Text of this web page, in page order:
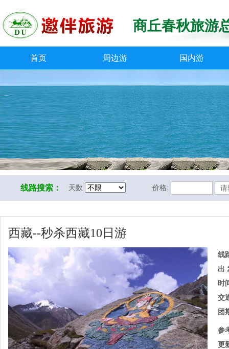
商丘春秋旅游
首页 周边游 国内游
线路搜索： 天数 价格:
西藏--秒杀西藏10日游
线
出
时
交
团
参
更